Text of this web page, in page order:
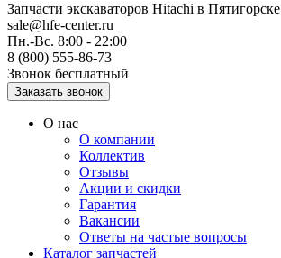
Запчасти экскаваторов Hitachi в Пятигорске
sale@hfe-center.ru
Пн.-Вс. 8:00 - 22:00
8 (800) 555-86-73
Звонок бесплатный
О нас
О компании
Коллектив
Отзывы
Акции и скидки
Гарантия
Вакансии
Ответы на частые вопросы
Каталог запчастей